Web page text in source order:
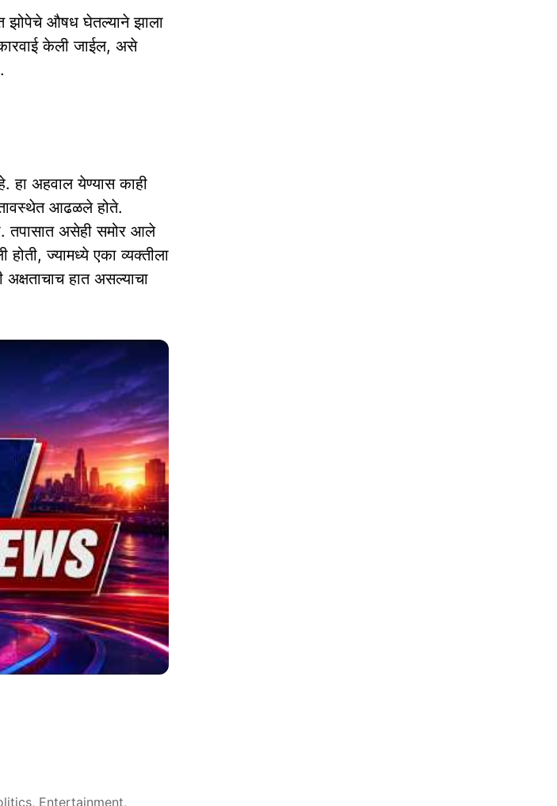
झोपेचे औषध घेतल्याने झाला
केली जाईल, असे
हा अहवाल येण्यास काही
आढळले होते.
तपासात असेही समोर आले
ज्यामध्ये एका व्यक्तीला
हात असल्याचा
Entertainment,